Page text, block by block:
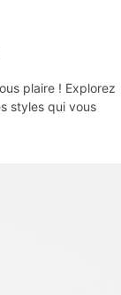
plaire ! Explorez
styles qui vous